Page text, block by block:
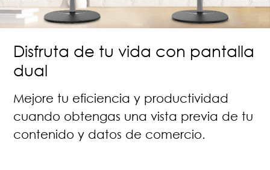
Disfruta de tu vida con pantalla
dual
Mejore tu eficiencia y productividad
cuando obtengas una vista previa de tu
contenido y datos de comercio.